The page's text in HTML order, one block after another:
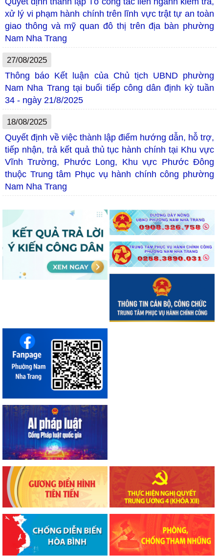
xử lý vi phạm hành chính trên lĩnh vực trật tự an toàn
giao thông và mỹ quan đô thị trên địa bàn phường
Nam Nha Trang
27/08/2025
Thông báo Kết luận của Chủ tịch UBND phường
Nam Nha Trang tại buổi tiếp công dân định kỳ tuần
34 - ngày 21/8/2025
18/08/2025
Quyết định về việc thành lập điểm hướng dẫn, hỗ trợ,
tiếp nhận, trả kết quả thủ tục hành chính tại Khu vực
Vĩnh Trường, Phước Long, Khu vực Phước Đông
thuộc Trung tâm Phục vụ hành chính công phường
Nam Nha Trang